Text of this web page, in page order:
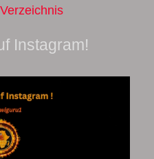
Instagram!